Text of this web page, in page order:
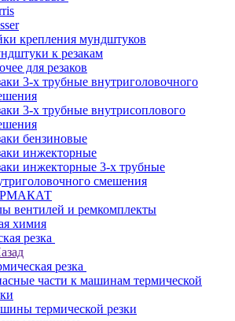
крепления мундштуков
к резакам
для резаков
3-х трубные внутриголовочного
3-х трубные внутрисоплового
бензиновые
инжекторные
инжекторные 3-х трубные
смешения
вентилей и ремкомплекты
химия
резка
резка
части к машинам термической
термической резки